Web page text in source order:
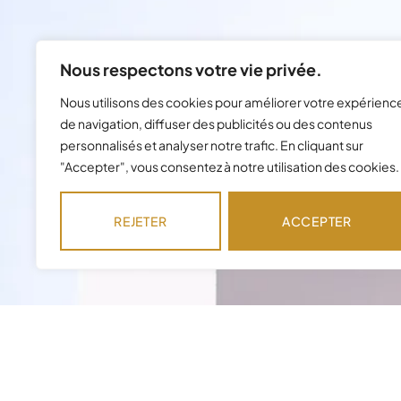
Nous respectons votre vie privée.
Nous utilisons des cookies pour améliorer votre
de navigation, diffuser des publicités ou des contenus
personnalisés et analyser notre trafic. En cliquant sur
"Accepter", vous consentez à notre utilisation des cookies.
REJETER ACCEPTER